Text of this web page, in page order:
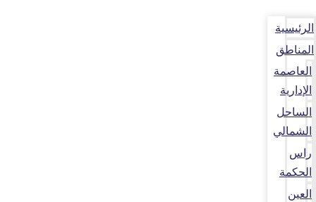
الرئيسية
المناطق
العاصمة
الإدارية
الساحل
الشمالي
راس
الحكمة
العين